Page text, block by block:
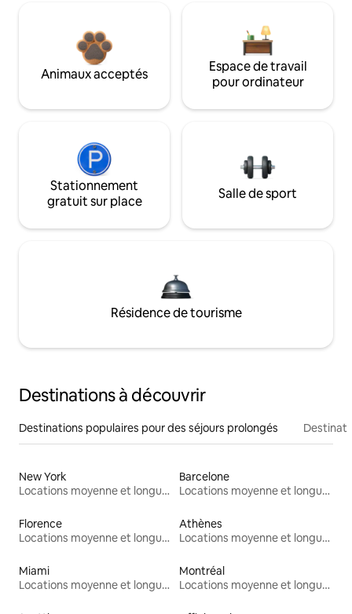
Animaux acceptés
Espace de travail
pour ordinateur
Stationnement
gratuit sur place
Salle de sport
Résidence de tourisme
Destinations à découvrir
Destinations populaires pour des séjours prolongés
New York
Locations moyenne et longue durée
Barcelone
Locations moyenne et longue durée
Florence
Locations moyenne et longue durée
Athènes
Locations moyenne et longue durée
Miami
Locations moyenne et longue durée
Montréal
Locations moyenne et longue durée